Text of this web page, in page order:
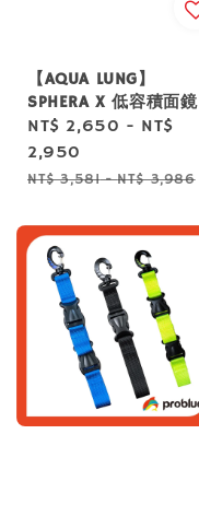
【AQUA LUNG】
SPHERA X 低容積面鏡
Sale
price
NT$ 2,650 - NT$
2,950
Regular
NT$ 3,581-NT$ 3,986